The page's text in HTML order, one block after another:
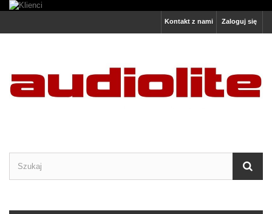
Zaloguj się
Kontakt z nami